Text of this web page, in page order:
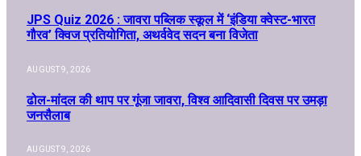
JPS Quiz 2026 : जावरा पब्लिक स्कूल में ‘इंडिया क्वेस्ट-भारत
गौरव’ क्विज प्रतियोगिता, अथर्ववेद सदन बना विजेता
AUGUST 9, 2026
ढोल-मांदल की थाप पर गूंजा जावरा, विश्व आदिवासी दिवस पर उमड़ा
जनसैलाब
AUGUST 9, 2026